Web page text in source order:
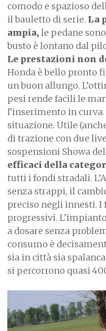
comodo e spazioso
il bauletto di serie. La
ampia,le pedane
busto è lontano dal
Le prestazioni non
Honda è bello pronto
un buon allungo.
pesi rende facili le
l’inserimento in curva.
situazione. Utile
di trazione con due
sospensioni Showa
efficaci della
tutti i fondi stradali.
senza strappi, il
preciso negli innesti. I
progressivi.
a dosare senza
consumo è
sia in città sia
si percorrono quasi